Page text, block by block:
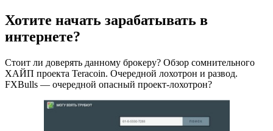
Хотите начать зарабатывать в
интернете?
Стоит ли доверять данному брокеру? Обзор сомнительного
ХАЙП проекта Teracoin. Очередной лохотрон и развод.
FXBulls — очередной опасный проект-лохотрон?